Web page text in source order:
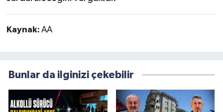
Kaynak: AA
Bunlar da ilginizi çekebilir